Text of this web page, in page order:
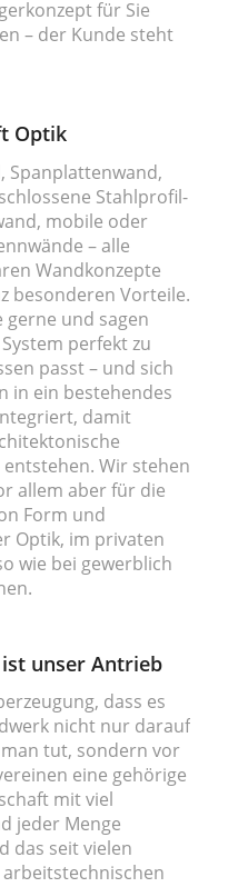
für Sie
– der Kunde steht
Optik
Spanplattenwand,
Stahlprofil-
mobile oder
– alle
Wandkonzepte
besonderen Vorteile.
gerne und sagen
perfekt zu
passt – und sich
in ein bestehendes
damit
Wir stehen
allem aber für die
Form und
Optik, im privaten
wie bei gewerblich
unser Antrieb
dass es
nicht nur darauf
tut, sondern vor
eine gehörige
mit viel
jeder Menge
das seit vielen
arbeitstechnischen